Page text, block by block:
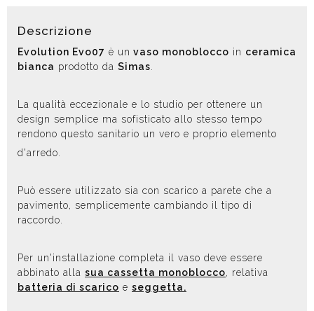
Descrizione
Evolution Evo07 è un vaso monoblocco in ceramica
bianca prodotto da Simas.
La qualità eccezionale e lo studio per ottenere un
design semplice ma sofisticato allo stesso tempo
rendono questo sanitario un vero e proprio elemento
d'arredo.
Può essere utilizzato sia con scarico a parete che a
pavimento, semplicemente cambiando il tipo di
raccordo.
Per un'installazione completa il vaso deve essere
abbinato alla sua cassetta monoblocco, relativa
batteria di scarico e seggetta.